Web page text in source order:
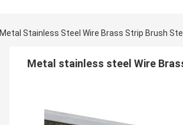
Metal Stainless Steel Wire Brass Strip Brush
Metal stainless steel Wire